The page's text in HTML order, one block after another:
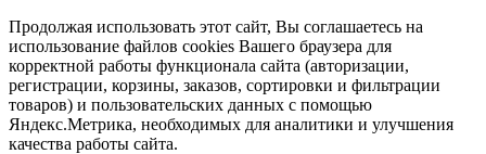
Продолжая использовать этот сайт, Вы соглашаетесь на
использование файлов cookies Вашего браузера для
корректной работы функционала сайта (авторизации,
регистрации, корзины, заказов, сортировки и фильтрации
товаров) и пользовательских данных с помощью
Яндекс.Метрика, необходимых для аналитики и улучшения
качества работы сайта.